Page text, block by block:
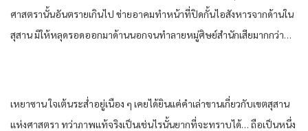
ศาสตรา​นั้น​อันตราย​เกินไป​ ข่าย​อาคม​ทำหน้าที่​ปิดกั้น​ไอ​สังหาร​จาก​ด้านใน​
สุสาน​ มิให้​หลุด​รอด​ออกมา​ด้านนอก​จน​ทำลาย​หมู่​ศิษย์​สำนัก​เสีย​มากกว่า​…
เหยา​ซาน​ ใจเต้น​ระส่ำ​อยู่​เนือง ๆ​ เคย​ได้ยิน​แค่​คำ​เล่าขาน​เกี่ยวกับ​เขต​สุสาน​
แห่ง​ศาสตรา​ ทว่า​ภาพ​แท้จริง​เป็น​เช่นไร​นั้น​ยาก​ที่จะ​ทราบ​ได้​… ถือ​เป็นหนึ่ง​